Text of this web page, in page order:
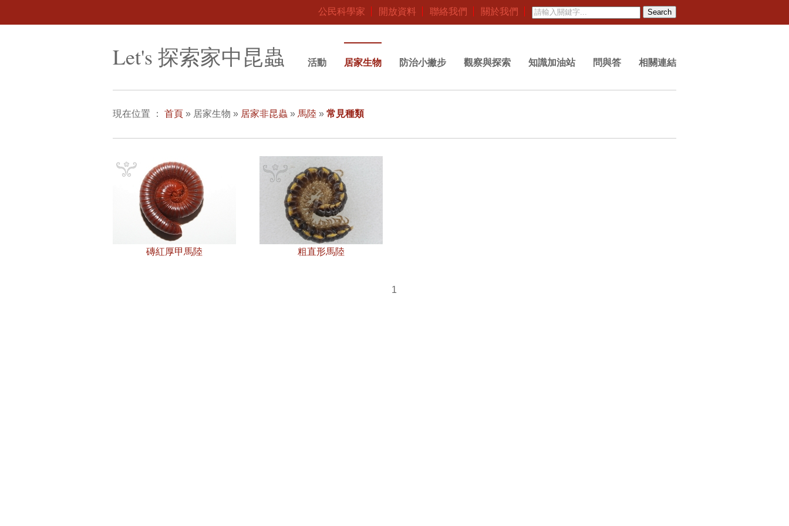
公民科學家 開放資料 聯絡我們 關於我們 Search
相關連結
問與答
知識加油站
觀察與探索
防治小撇步
居家生物
活動
Let's 探索家中昆蟲
現在位置 ： 首頁 » 居家生物 » 居家非昆蟲 » 馬陸 » 常見種類
磚紅厚甲馬陸 粗直形馬陸
1